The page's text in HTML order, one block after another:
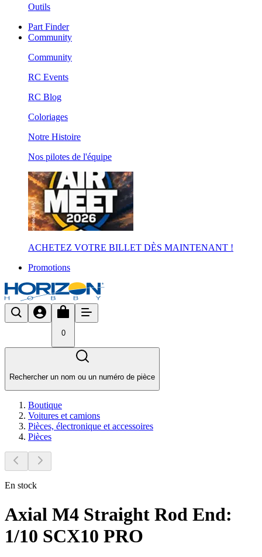
Outils
Part Finder
Community
Community
RC Events
RC Blog
Coloriages
Notre Histoire
Nos pilotes de l'équipe
ACHETEZ VOTRE BILLET DÈS MAINTENANT !
Promotions
0
Rechercher un nom ou un numéro de pièce
Boutique
Voitures et camions
Pièces, électronique et accessoires
Pièces
En stock
Axial M4 Straight Rod End:
1/10 SCX10 PRO